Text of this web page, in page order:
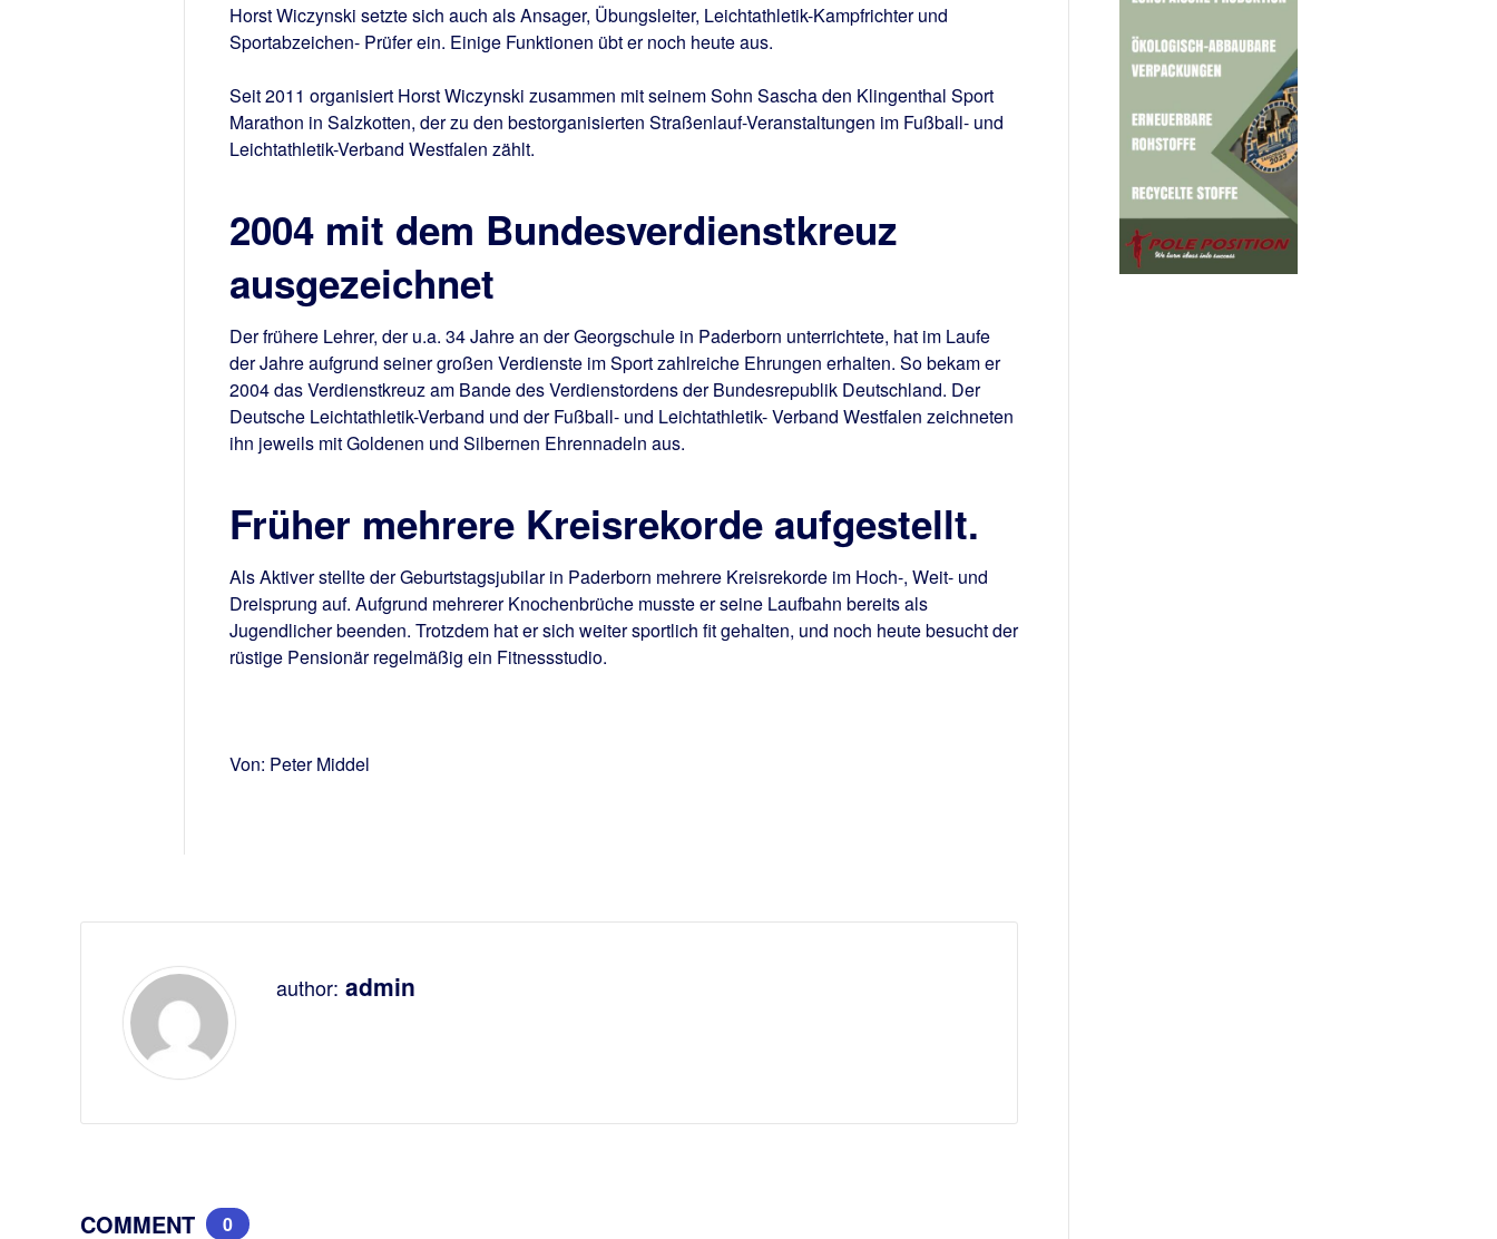
Horst Wiczynski setzte sich auch als Ansager, Übungsleiter, Leichtathletik-Kampfrichter und
Sportabzeichen- Prüfer ein. Einige Funktionen übt er noch heute aus.
Seit 2011 organisiert Horst Wiczynski zusammen mit seinem Sohn Sascha den Klingenthal Sport
Marathon in Salzkotten, der zu den bestorganisierten Straßenlauf-Veranstaltungen im Fußball- und
Leichtathletik-Verband Westfalen zählt.
2004 mit dem Bundesverdienstkreuz
ausgezeichnet
Der frühere Lehrer, der u.a. 34 Jahre an der Georgschule in Paderborn unterrichtete, hat im Laufe
der Jahre aufgrund seiner großen Verdienste im Sport zahlreiche Ehrungen erhalten. So bekam er
2004 das Verdienstkreuz am Bande des Verdienstordens der Bundesrepublik Deutschland. Der
Deutsche Leichtathletik-Verband und der Fußball- und Leichtathletik- Verband Westfalen zeichneten
ihn jeweils mit Goldenen und Silbernen Ehrennadeln aus.
Früher mehrere Kreisrekorde aufgestellt.
Als Aktiver stellte der Geburtstagsjubilar in Paderborn mehrere Kreisrekorde im Hoch-, Weit- und
Dreisprung auf. Aufgrund mehrerer Knochenbrüche musste er seine Laufbahn bereits als
Jugendlicher beenden. Trotzdem hat er sich weiter sportlich fit gehalten, und noch heute besucht der
rüstige Pensionär regelmäßig ein Fitnessstudio.
Von: Peter Middel
author: admin
COMMENT 0